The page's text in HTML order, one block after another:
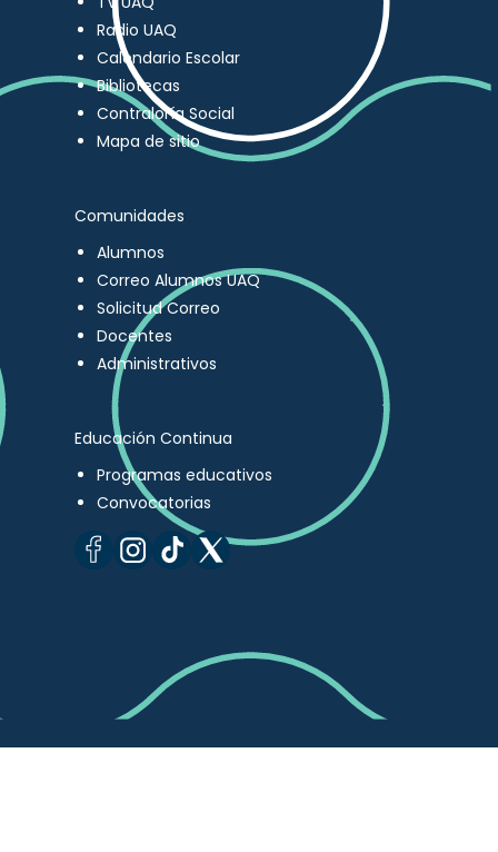
Radio UAQ
Calendario Escolar
Bibliotecas
Contraloría Social
Mapa de sitio
Comunidades
Alumnos
Correo Alumnos UAQ
Solicitud Correo
Docentes
Administrativos
Educación Continua
Programas educativos
Convocatorias